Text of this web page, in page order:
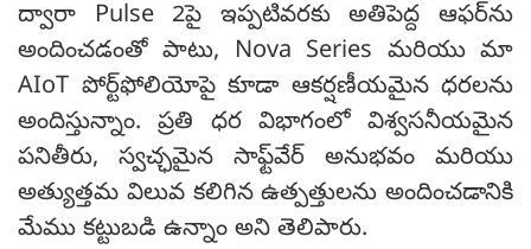
ద్వారా Pulse 2పై ఇప్పటివరకు అతిపెద్ద ఆఫర్‌ను
అందించడంతో పాటు, Nova Series మరియు మా
AIoT పోర్ట్‌ఫోలియోపై కూడా ఆకర్షణీయమైన ధరలను
అందిస్తున్నాం. ప్రతి ధర విభాగంలో విశ్వసనీయమైన
పనితీరు, స్వచ్ఛమైన సాఫ్ట్‌వేర్ అనుభవం మరియు
అత్యుత్తమ విలువ కలిగిన ఉత్పత్తులను అందించడానికి
మేము కట్టుబడి ఉన్నాం అని తెలిపారు.